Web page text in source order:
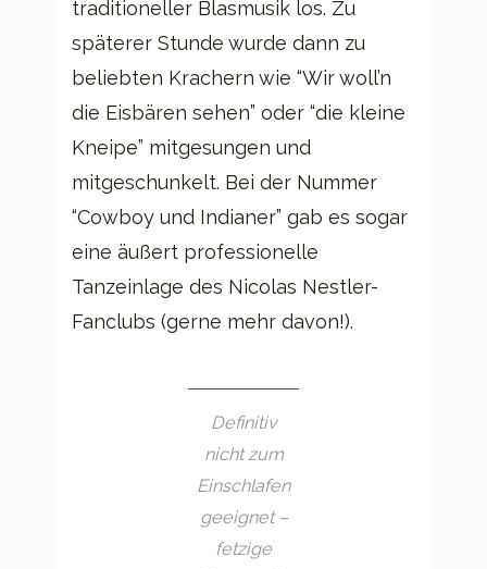
traditioneller Blasmusik los. Zu
späterer Stunde wurde dann zu
beliebten Krachern wie “Wir woll’n
die Eisbären sehen” oder “die kleine
Kneipe” mitgesungen und
mitgeschunkelt. Bei der Nummer
“Cowboy und Indianer” gab es sogar
eine äußert professionelle
Tanzeinlage des Nicolas Nestler-
Fanclubs (gerne mehr davon!).
Definitiv
nicht zum
Einschlafen
geeignet –
fetzige